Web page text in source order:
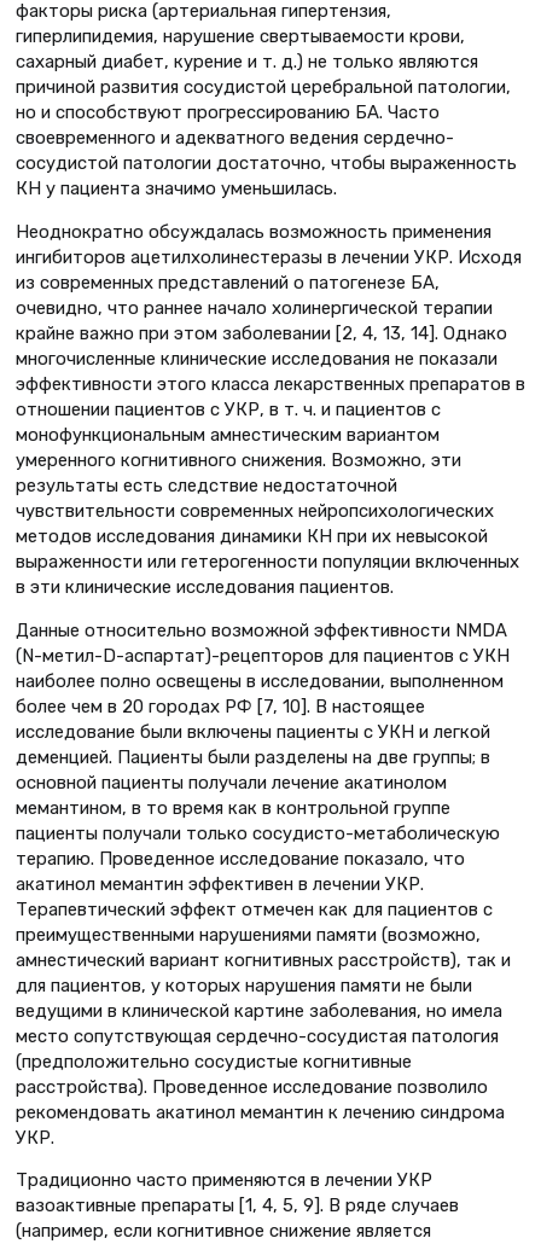
факторы риска (артериальная гипертензия,
гиперлипидемия, нарушение свертываемости крови,
сахарный диабет, курение и т. д.) не только являются
причиной развития сосудистой церебральной патологии,
но и способствуют прогрессированию БА. Часто
своевременного и адекватного ведения сердечно-
сосудистой патологии достаточно, чтобы выраженность
КН у пациента значимо уменьшилась.
Неоднократно обсуждалась возможность применения
ингибиторов ацетилхолинестеразы в лечении УКР. Исходя
из современных представлений о патогенезе БА,
очевидно, что раннее начало холинергической терапии
крайне важно при этом заболевании [2, 4, 13, 14]. Однако
многочисленные клинические исследования не показали
эффективности этого класса лекарственных препаратов в
отношении пациентов с УКР, в т. ч. и пациентов с
монофункциональным амнестическим вариантом
умеренного когнитивного снижения. Возможно, эти
результаты есть следствие недостаточной
чувствительности современных нейропсихологических
методов исследования динамики КН при их невысокой
выраженности или гетерогенности популяции включенных
в эти клинические исследования пациентов.
Данные относительно возможной эффективности NMDA
(N-метил-D-аспартат)-рецепторов для пациентов с УКН
наиболее полно освещены в исследовании, выполненном
более чем в 20 городах РФ [7, 10]. В настоящее
исследование были включены пациенты с УКН и легкой
деменцией. Пациенты были разделены на две группы; в
основной пациенты получали лечение акатинолом
мемантином, в то время как в контрольной группе
пациенты получали только сосудисто-метаболическую
терапию. Проведенное исследование показало, что
акатинол мемантин эффективен в лечении УКР.
Терапевтический эффект отмечен как для пациентов с
преимущественными нарушениями памяти (возможно,
амнестический вариант когнитивных расстройств), так и
для пациентов, у которых нарушения памяти не были
ведущими в клинической картине заболевания, но имела
место сопутствующая сердечно-сосудистая патология
(предположительно сосудистые когнитивные
расстройства). Проведенное исследование позволило
рекомендовать акатинол мемантин к лечению синдрома
УКР.
Традиционно часто применяются в лечении УКР
вазоактивные препараты [1, 4, 5, 9]. В ряде случаев
(например, если когнитивное снижение является